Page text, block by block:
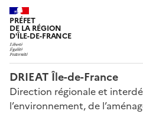
PRÉFET
DE LA RÉGION
D'ÎLE-DE-FRANCE
DRIEAT Île-de-France
Direction régionale et
l’environnement, de